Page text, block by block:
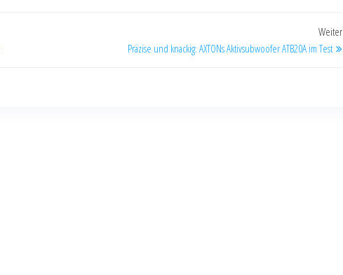
Weiter
Präzise und knackig: AXTONs Aktivsubwoofer ATB20A im Test